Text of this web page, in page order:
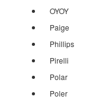
OYOY
Paige
Phillips
Pirelli
Polar
Poler